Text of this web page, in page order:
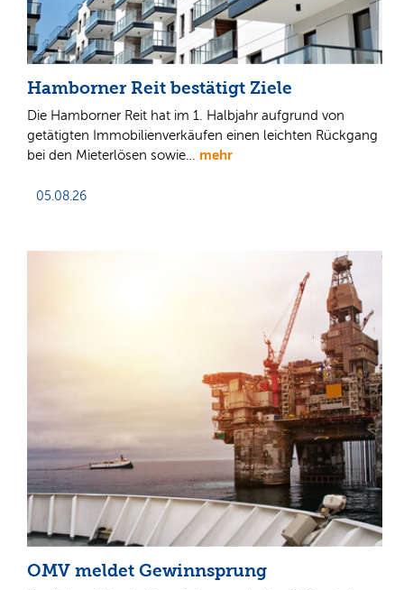
Hamborner Reit bestätigt Ziele
Die Hamborner Reit hat im 1. Halbjahr aufgrund von
getätigten Immobilienverkäufen einen leichten Rückgang
bei den Mieterlösen sowie… mehr
05.08.26
OMV meldet Gewinnsprung